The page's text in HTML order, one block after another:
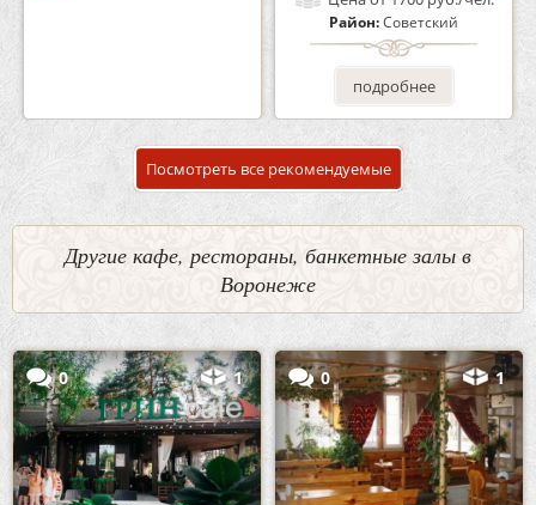
Район:Советский
подробнее
Посмотреть все рекомендуемые
Другие кафе, рестораны, банкетные залы в
Воронеже
0 1 0 1